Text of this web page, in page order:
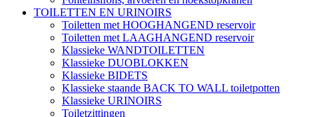
TOILETTEN EN URINOIRS
Toiletten met HOOGHANGEND reservoir
Toiletten met LAAGHANGEND reservoir
Klassieke WANDTOILETTEN
Klassieke DUOBLOKKEN
Klassieke BIDETS
Klassieke staande BACK TO WALL toiletpotten
Klassieke URINOIRS
Toiletzittingen